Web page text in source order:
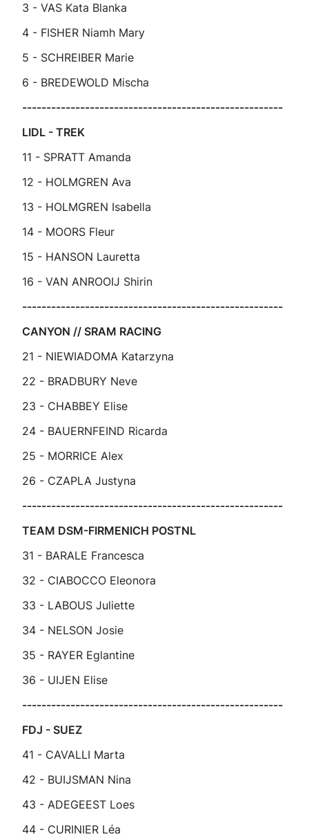
3 - VAS Kata Blanka
4 - FISHER Niamh Mary
5 - SCHREIBER Marie
6 - BREDEWOLD Mischa
------------------------------------------------------
LIDL - TREK
11 - SPRATT Amanda
12 - HOLMGREN Ava
13 - HOLMGREN Isabella
14 - MOORS Fleur
15 - HANSON Lauretta
16 - VAN ANROOIJ Shirin
------------------------------------------------------
CANYON // SRAM RACING
21 - NIEWIADOMA Katarzyna
22 - BRADBURY Neve
23 - CHABBEY Elise
24 - BAUERNFEIND Ricarda
25 - MORRICE Alex
26 - CZAPLA Justyna
------------------------------------------------------
TEAM DSM-FIRMENICH POSTNL
31 - BARALE Francesca
32 - CIABOCCO Eleonora
33 - LABOUS Juliette
34 - NELSON Josie
35 - RAYER Eglantine
36 - UIJEN Elise
------------------------------------------------------
FDJ - SUEZ
41 - CAVALLI Marta
42 - BUIJSMAN Nina
43 - ADEGEEST Loes
44 - CURINIER Léa